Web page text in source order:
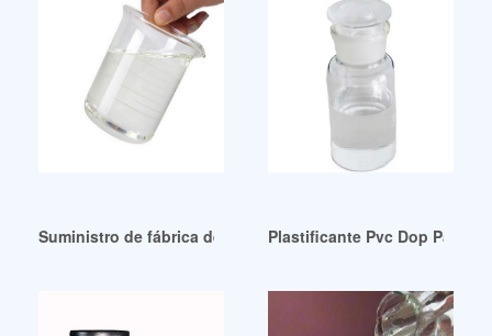
Suministro de fábrica de catalizador para plastificante (dotp
Plastificante Pvc Dop Para